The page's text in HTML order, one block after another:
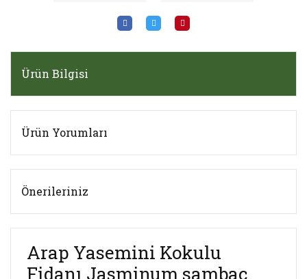
Ürün Bilgisi
Ürün Yorumları
Önerileriniz
Arap Yasemini Kokulu
Fidanı Jasminum sambac